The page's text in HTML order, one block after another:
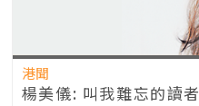
港聞
楊美儀: 叫我難忘的讀者